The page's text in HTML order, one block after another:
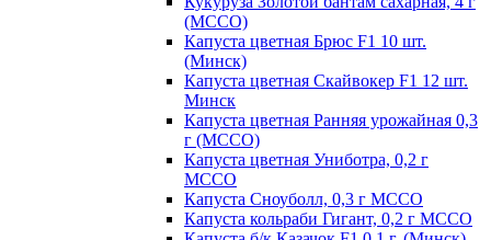
(МССО)
Капуста цветная Брюс F1 10 шт.
(Минск)
Капуста цветная Скайвокер F1 12 шт.
Минск
Капуста цветная Ранняя урожайная 0,3
г (МССО)
Капуста цветная Униботра, 0,2 г
МССО
Капуста Сноуболл, 0,3 г МССО
Капуста кольраби Гигант, 0,2 г МССО